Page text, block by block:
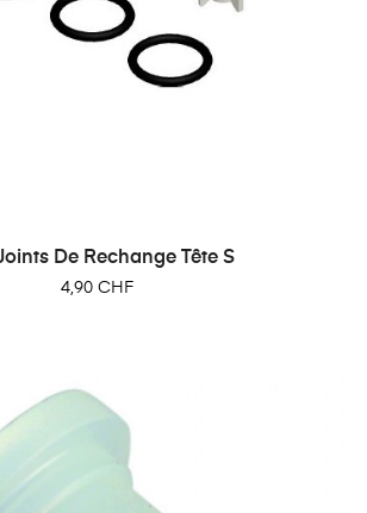
De Rechange Tête S
Prix
4,90 CHF